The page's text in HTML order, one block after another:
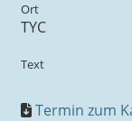
Ort
TYC
Text
Termin zum